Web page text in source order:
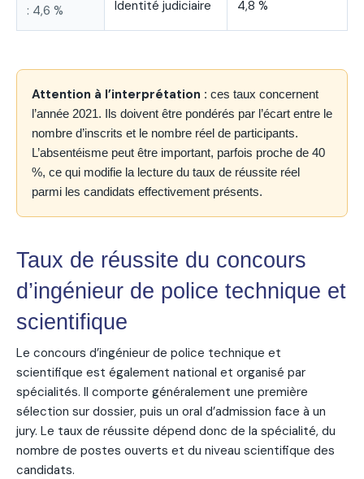
: 4,6 %
Identité judiciaire 4,8 %
Attention à l’interprétation : ces taux concernent
l’année 2021. Ils doivent être pondérés par l’écart entre le
nombre d’inscrits et le nombre réel de participants.
L’absentéisme peut être important, parfois proche de 40
%, ce qui modifie la lecture du taux de réussite réel
parmi les candidats effectivement présents.
Taux de réussite du concours
d’ingénieur de police technique et
scientifique
Le concours d’ingénieur de police technique et
scientifique est également national et organisé par
spécialités. Il comporte généralement une première
sélection sur dossier, puis un oral d’admission face à un
jury. Le taux de réussite dépend donc de la spécialité, du
nombre de postes ouverts et du niveau scientifique des
candidats.